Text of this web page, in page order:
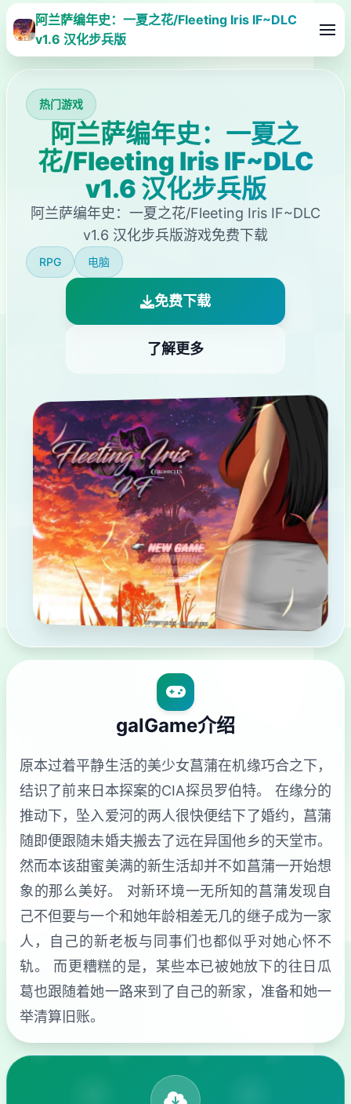
阿兰萨编年史：一夏之花/Fleeting Iris IF~DLC
v1.6 汉化步兵版
热门游戏
阿兰萨编年史：一夏之
花/Fleeting Iris IF~DLC
v1.6 汉化步兵版
阿兰萨编年史：一夏之花/Fleeting Iris IF~DLC
v1.6 汉化步兵版游戏免费下载
RPG 电脑
免费下载
了解更多
galGame介绍
原本过着平静生活的美少女菖蒲在机缘巧合之下，
结识了前来日本探案的CIA探员罗伯特。 在缘分的
推动下，坠入爱河的两人很快便结下了婚约，菖蒲
随即便跟随未婚夫搬去了远在异国他乡的天堂市。
然而本该甜蜜美满的新生活却并不如菖蒲一开始想
象的那么美好。 对新环境一无所知的菖蒲发现自
己不但要与一个和她年龄相差无几的继子成为一家
人，自己的新老板与同事们也都似乎对她心怀不
轨。 而更糟糕的是，某些本已被她放下的往日瓜
葛也跟随着她一路来到了自己的新家，准备和她一
举清算旧账。